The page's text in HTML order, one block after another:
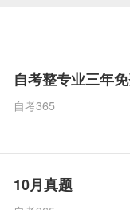
自考整专业三年
自考365
10月真题